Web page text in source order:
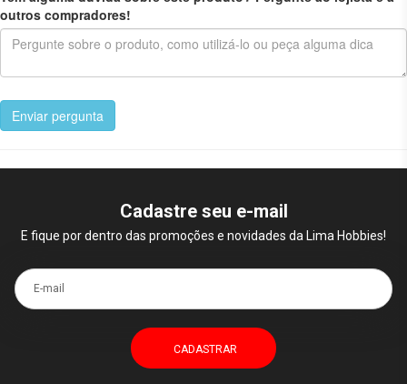
outros compradores!
Enviar pergunta
Cadastre seu e-mail
E fique por dentro das promoções e novidades da Lima Hobbies!
E-mail